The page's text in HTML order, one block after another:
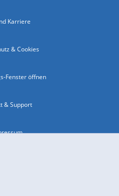
Karriere
& Cookies
Fenster öffnen
& Support